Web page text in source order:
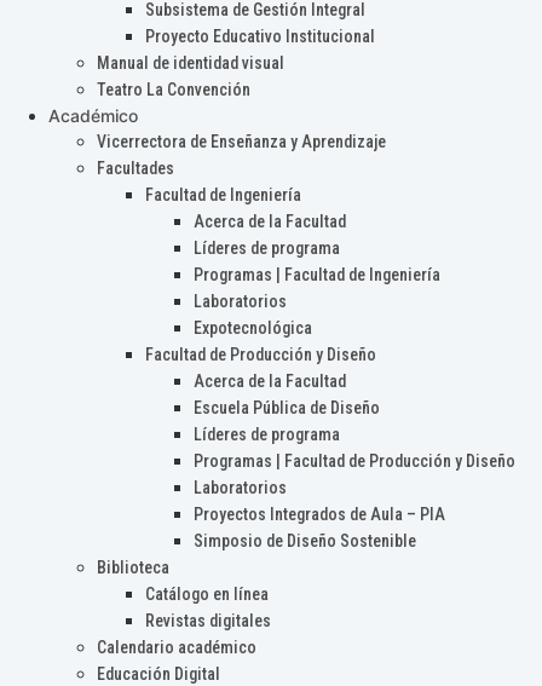
Subsistema de Gestión Integral
Proyecto Educativo Institucional
Manual de identidad visual
Teatro La Convención
Académico
Vicerrectora de Enseñanza y Aprendizaje
Facultades
Facultad de Ingeniería
Acerca de la Facultad
Líderes de programa
Programas | Facultad de Ingeniería
Laboratorios
Expotecnológica
Facultad de Producción y Diseño
Acerca de la Facultad
Escuela Pública de Diseño
Líderes de programa
Programas | Facultad de Producción y Diseño
Laboratorios
Proyectos Integrados de Aula – PIA
Simposio de Diseño Sostenible
Biblioteca
Catálogo en línea
Revistas digitales
Calendario académico
Educación Digital